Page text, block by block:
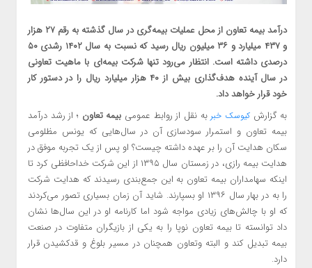
درآمد بیمه تعاون از محل عملیات بیمه‌گری در سال گذشته به رقم ۲۷ هزار
و ۴۳۷ میلیارد و ۳۶ میلیون ریال رسید که نسبت به سال ۱۴۰۲ رشدی ۵۰
درصدی داشته است. انتظار می‌رود تنها شرکت بیمه‌ای با ماهیت تعاونی
در سال آینده هدف‌گذاری بیش از ۴۰ هزار میلیارد ریال را در دستور کار
خود قرار خواهد داد.
به گزارشکیوسک خبر به نقل از روابط عمومی بیمه تعاون ؛ از رشد درآمد
بیمه تعاون و استمرار سودسازی آن در سال‌هایی که یونس مظلومی
سکان هدایت آن را بر عهده داشته چیست؟ او پس از یک تجربه موفق در
هدایت بیمه رازی، در زمستان سال ۱۳۹۵ از این شرکت خداحافظی کرد تا
اینکه سهامداران بیمه تعاون به این جمع‌بندی رسیدند که هدایت شرکت
را به در بهار سال ۱۳۹۶ او بسپارند. شاید آن زمان بسیاری تصور می‌کردند
که او با چالش‌های زیادی مواجه شود اما کارنامه او در این سال‌ها نشان
داد توانسته تا بیمه تعاون نوپا را به یکی از بازیگران متفاوت در صنعت
بیمه تبدیل کند و البته وتعاون همچنان در مسیر بلوغ و قدکشیدن قرار
دارد.